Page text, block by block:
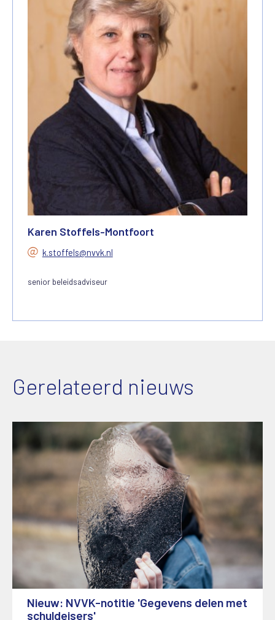
Karen Stoffels-Montfoort
k.stoffels@nvvk.nl
senior beleidsadviseur
Gerelateerd nieuws
Nieuw: NVVK-notitie 'Gegevens delen met
schuldeisers'